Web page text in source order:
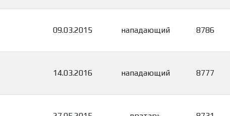
09.03.2015 нападающий 8786
14.03.2016 нападающий 8777